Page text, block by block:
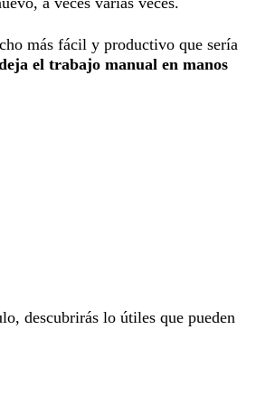
más fácil y productivo que sería
el trabajo manual en manos
descubrirás lo útiles que pueden